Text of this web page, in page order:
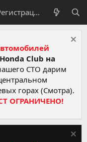
Регистрация
Honda Club на
СТО дарим
горах (Смотра).
ОГРАНИЧЕНО!